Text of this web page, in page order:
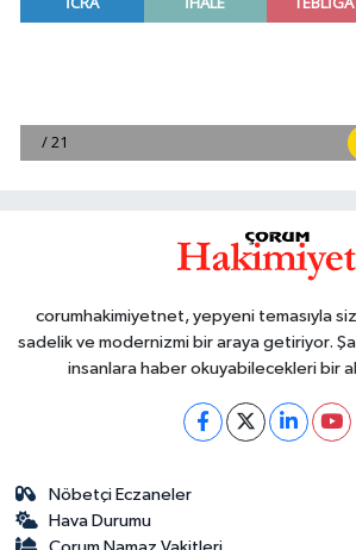
corumhakimiyetnet, yepyeni temasıyla
sadelik ve modernizmi bir araya getiriyor.
insanlara haber okuyabilecekleri bir
Nöbetçi Eczaneler
Hava Durumu
Çorum Namaz Vakitleri